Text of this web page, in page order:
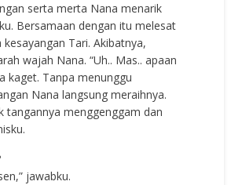
serta merta Nana menarik
Bersamaan dengan itu melesat
kesayangan Tari. Akibatnya,
wajah Nana. “Uh.. Mas.. apaan
kaget. Tanpa menunggu
Nana langsung meraihnya.
tangannya menggenggam dan
jawabku.